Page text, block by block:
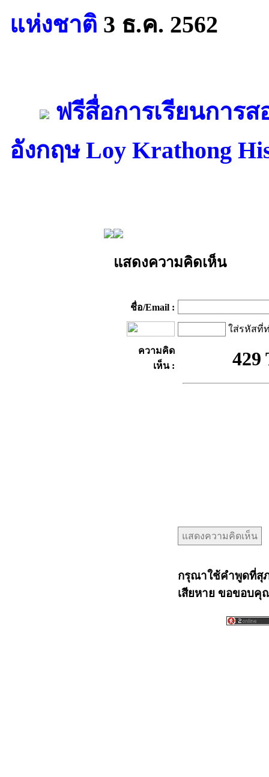
แห่งชาติ 3 ธ.ค. 2562
ฟรีสื่อการเรียนการ
อังกฤษ Loy Krathong
แสดงความคิดเห็น
ชื่อ/Email :
ใส่รหัสที่
ความคิด
เห็น :
กรุณาใช้คำพูดที่สุ
เสียหาย ขอขอบคุ